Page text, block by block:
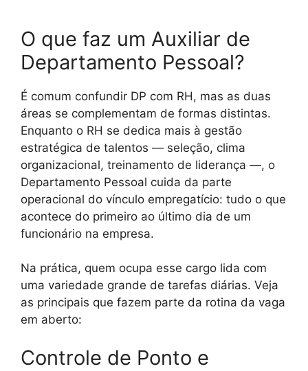
O que faz um Auxiliar de
Departamento Pessoal?
É comum confundir DP com RH, mas as duas
áreas se complementam de formas distintas.
Enquanto o RH se dedica mais à gestão
estratégica de talentos — seleção, clima
organizacional, treinamento de liderança —, o
Departamento Pessoal cuida da parte
operacional do vínculo empregatício: tudo o que
acontece do primeiro ao último dia de um
funcionário na empresa.
Na prática, quem ocupa esse cargo lida com
uma variedade grande de tarefas diárias. Veja
as principais que fazem parte da rotina da vaga
em aberto:
Controle de Ponto e